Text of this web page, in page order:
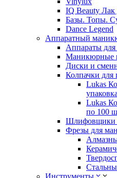
IQ Beauty Лак
Базы. Топы.
Dance Legend
Аппаратный
Аппараты
Маникюрные
Диски и
Колпачки
Lukas
Lukas
по 100
Шлифовщики
Фрезы для